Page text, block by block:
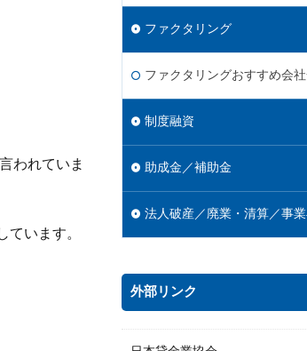
われていま
ています。
ファクタリング
ファクタリングおすすめ会
制度融資
助成金／補助金
法人破産／廃業・清算／事
外部リンク